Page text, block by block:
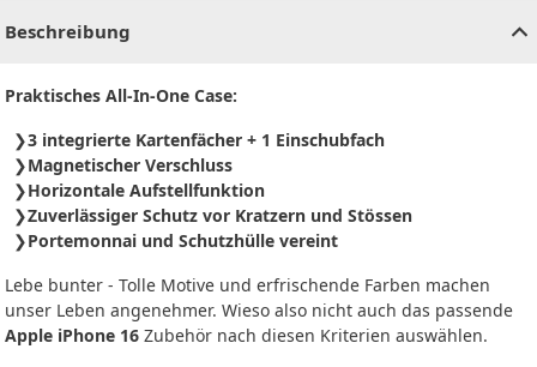
Beschreibung
Praktisches All-In-One Case:
3 integrierte Kartenfächer + 1 Einschubfach
Magnetischer Verschluss
Horizontale Aufstellfunktion
Zuverlässiger Schutz vor Kratzern und Stössen
Portemonnai und Schutzhülle vereint
Lebe bunter - Tolle Motive und erfrischende Farben machen
unser Leben angenehmer. Wieso also nicht auch das passende
Apple iPhone 16 Zubehör nach diesen Kriterien auswählen.